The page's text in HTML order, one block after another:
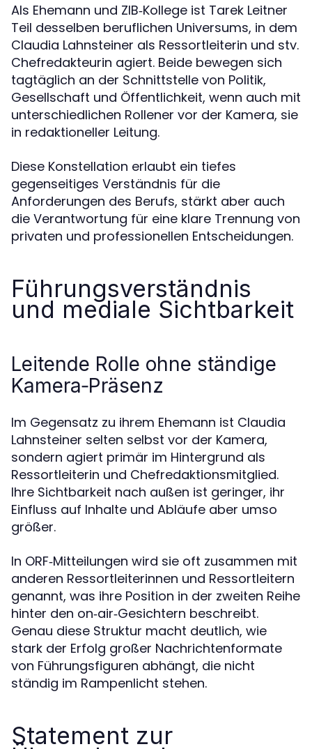
Als Ehemann und ZIB‑Kollege ist Tarek Leitner
Teil desselben beruflichen Universums, in dem
Claudia Lahnsteiner als Ressortleiterin und stv.
Chefredakteurin agiert. Beide bewegen sich
tagtäglich an der Schnittstelle von Politik,
Gesellschaft und Öffentlichkeit, wenn auch mit
unterschiedlichen Rollener vor der Kamera, sie
in redaktioneller Leitung.
Diese Konstellation erlaubt ein tiefes
gegenseitiges Verständnis für die
Anforderungen des Berufs, stärkt aber auch
die Verantwortung für eine klare Trennung von
privaten und professionellen Entscheidungen.
Führungsverständnis
und mediale Sichtbarkeit
Leitende Rolle ohne ständige
Kamera‑Präsenz
Im Gegensatz zu ihrem Ehemann ist Claudia
Lahnsteiner selten selbst vor der Kamera,
sondern agiert primär im Hintergrund als
Ressortleiterin und Chefredaktionsmitglied.
Ihre Sichtbarkeit nach außen ist geringer, ihr
Einfluss auf Inhalte und Abläufe aber umso
größer.
In ORF‑Mitteilungen wird sie oft zusammen mit
anderen Ressortleiterinnen und Ressortleitern
genannt, was ihre Position in der zweiten Reihe
hinter den on‑air‑Gesichtern beschreibt.
Genau diese Struktur macht deutlich, wie
stark der Erfolg großer Nachrichtenformate
von Führungsfiguren abhängt, die nicht
ständig im Rampenlicht stehen.
Statement zur